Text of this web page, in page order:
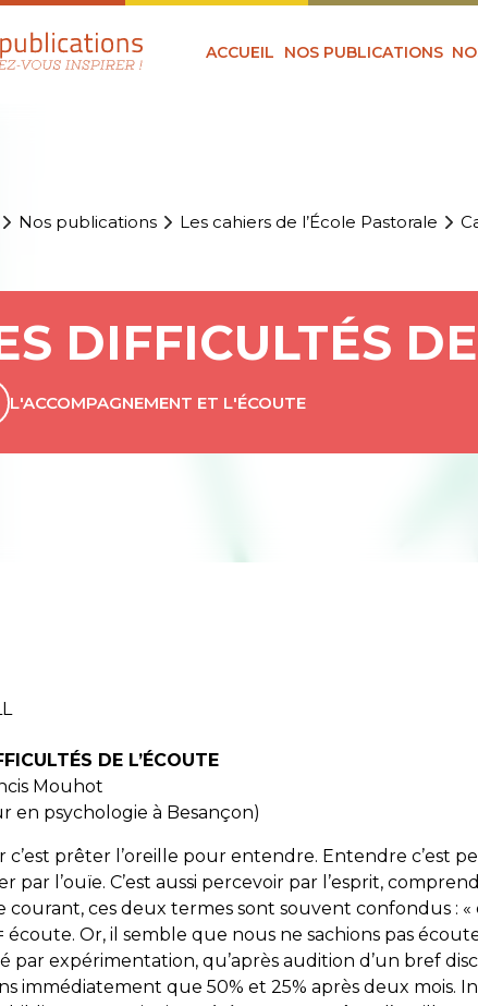
ACCUEIL NOS PUBLICATIONS
Nos publications Les cahiers de l’École Pastorale
DIFFICULTÉS
L'ACCOMPAGNEMENT ET L'ÉCOUTE
DE L’ÉCOUTE
Mouhot
en psychologie à Besançon)
c’est prêter l’oreille pour entendre. Entendre c’est
par l’ouïe. C’est aussi percevoir par l’esprit,
courant, ces deux termes sont souvent confondus :
écoute. Or, il semble que nous ne sachions pas
par expérimentation, qu’après audition d’un bref
immédiatement que 50% et 25% après deux mois.